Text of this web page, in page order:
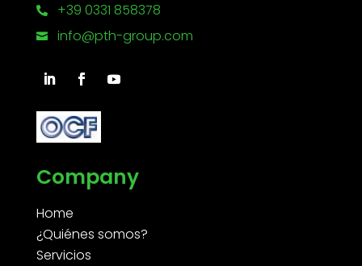
 +39 0331 858378
 info@pth-group.com
Company
Home
¿Quiénes somos?
Servicios